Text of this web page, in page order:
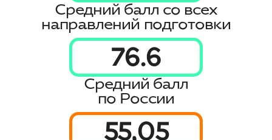
Средний балл со всех
направлений подготовки
76.6
Средний балл
по России
55,05